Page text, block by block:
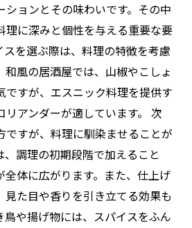
ションとその味わいです。その中
理に深みと個性を与える重要な要
を選ぶ際は、料理の特徴を考慮
和風の居酒屋では、山椒やこしょ
ですが、エスニック料理を提供す
リアンダーが適しています。 次
ですが、料理に馴染ませることが
調理の初期段階で加えること
全体に広がります。また、仕上げ
見た目や香りを引き立てる効果も
鳥や揚げ物には、スパイスをふん